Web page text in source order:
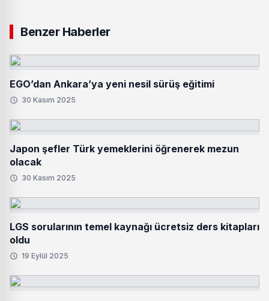
Benzer Haberler
EGO’dan Ankara’ya yeni nesil sürüş eğitimi
30 Kasım 2025
Japon şefler Türk yemeklerini öğrenerek mezun
olacak
30 Kasım 2025
LGS sorularının temel kaynağı ücretsiz ders kitapları
oldu
19 Eylül 2025